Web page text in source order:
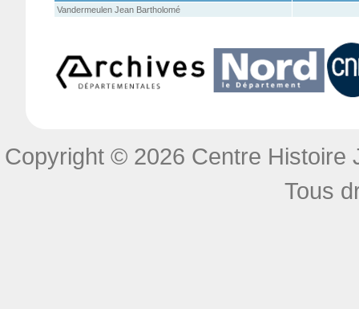
Vandermeulen Jean Bartholomé
Copyright © 2026 Centre Histoire
Tous